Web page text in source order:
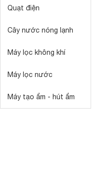
Quạt điện
Cây nước nóng lạnh
Máy lọc không khí
Máy lọc nước
Máy tạo ẩm - hút ẩm